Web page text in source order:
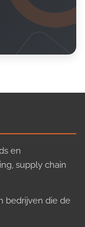
en
supply chain
bedrijven die de